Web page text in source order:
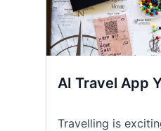
AI Travel App
Travelling is